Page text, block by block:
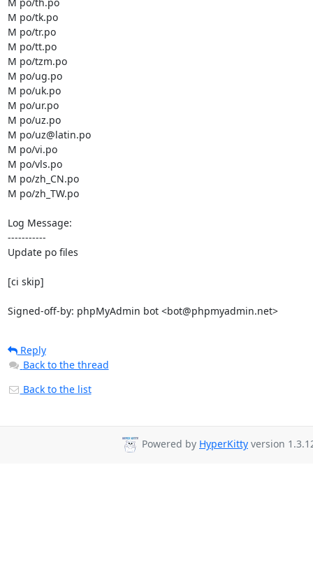
M po/tk.po
M po/tr.po
M po/tt.po
M po/tzm.po
M po/ug.po
M po/uk.po
M po/ur.po
M po/uz.po
M po/uz@latin.po
M po/vi.po
M po/vls.po
M po/zh_CN.po
M po/zh_TW.po
Log Message:
-----------
Update po files
[ci skip]
Signed-off-by: phpMyAdmin bot <bot@phpmyadmin.net>
Reply
Back to the thread
Back to the list
Powered by HyperKitty version